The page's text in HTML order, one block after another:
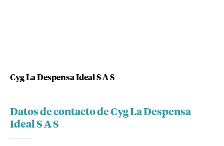
Cyg La Despensa Ideal S A S
Datos de contacto de Cyg La Despensa
Ideal S A S